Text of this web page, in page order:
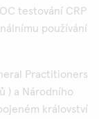
testování CRP
používání
Practitioners
) a Národního
království